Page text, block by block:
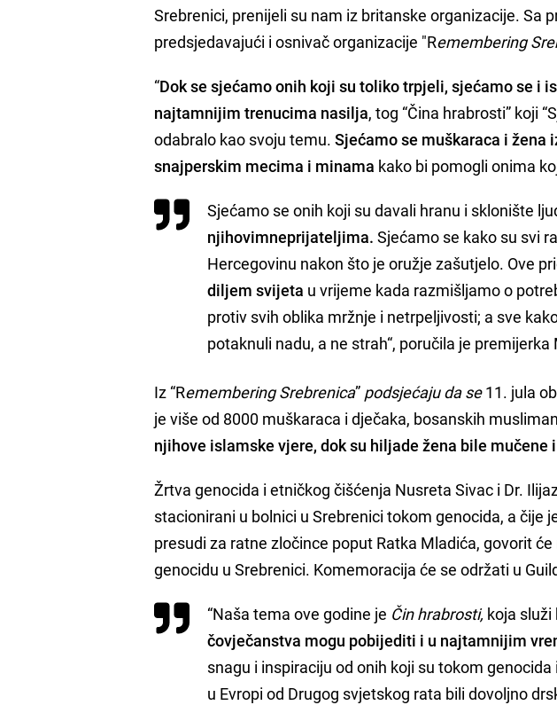
Srebrenici, prenijeli su nam iz britanske organizacije. Sa
predsjedavajući i osnivač organizacije "Remembering
“Dok se sjećamo onih koji su toliko trpjeli, sjećamo se i
najtamnijim trenucima nasilja, tog “Čina hrabrosti” koji
odabralo kao svoju temu.Sjećamo se muškaraca i žena
snajperskim mecima i minama kako bi pomogli onima
Sjećamo se onih koji su davali hranu i sklonište
njihovimneprijateljima.Sjećamo se kako su svi
Hercegovinu nakon što je oružje zašutjelo. Ove
diljem svijeta u vrijeme kada razmišljamo o
protiv svih oblika mržnje i netrpeljivosti; a sve
potaknuli nadu, a ne strah“, poručila je premijerka
Iz “Remembering Srebrenica” podsjećaju da se11. jula
je više od 8000 muškaraca i dječaka, bosanskih
njihove islamske vjere, dok su hiljade žena bile mučene
Žrtva genocida i etničkog čišćenja Nusreta Sivac i Dr.
stacionirani u bolnici u Srebrenici tokom genocida, a čije
presudi za ratne zločince poput Ratka Mladića, govorit
genocidu u Srebrenici. Komemoracija će se održati u
“Naša tema ove godine je Čin hrabrosti, koja
čovječanstva mogu pobijediti i u najtamnijim
snagu i inspiraciju od onih koji su tokom
u Evropi od Drugog svjetskog rata bili dovoljno